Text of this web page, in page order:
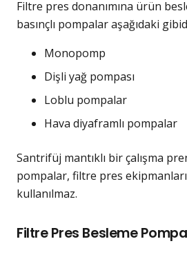
Filtre pres donanımına ürün
basınçlı pompalar aşağıdaki
Monopomp
Dişli yağ pompası
Loblu pompalar
Hava diyaframlı pompalar
Santrifüj mantıklı bir çalışma
pompalar, filtre pres
kullanılmaz.
Filtre Pres Besleme